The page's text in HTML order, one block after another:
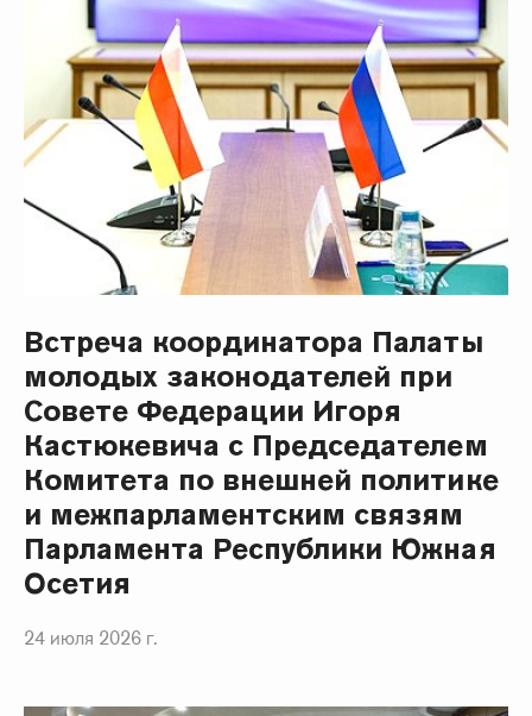
Встреча координатора Палаты
молодых законодателей при
Совете Федерации Игоря
Кастюкевича с Председателем
Комитета по внешней политике
и межпарламентским связям
Парламента Республики Южная
Осетия
24 июля 2026 г.